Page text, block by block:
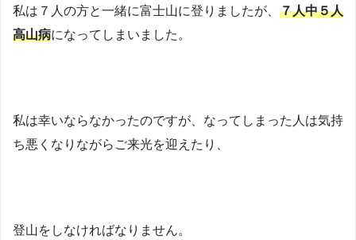
私は７人の方と一緒に富士山に登りましたが、 ７人中５人
高山病になってしまいました。
私は幸いならなかったのですが、なってしまった人は気持
ち悪くなりながらご来光を迎えたり、
登山をしなければなりません。